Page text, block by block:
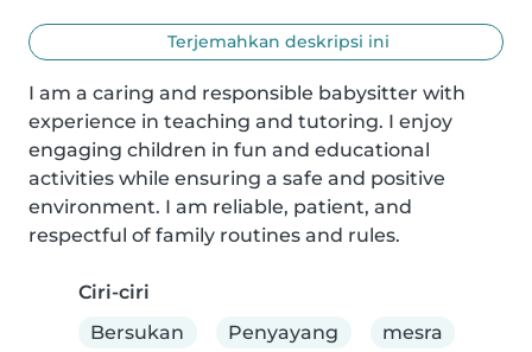
Terjemahkan deskripsi ini
I am a caring and responsible babysitter with
experience in teaching and tutoring. I enjoy
engaging children in fun and educational
activities while ensuring a safe and positive
environment. I am reliable, patient, and
respectful of family routines and rules.
Ciri-ciri
Bersukan
Penyayang mesra